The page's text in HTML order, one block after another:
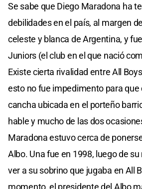
Se sabe que Diego Maradona ha
debilidades en el país, al margen
celeste y blanca de Argentina, y
Juniors (el club en el que nació
Existe cierta rivalidad entre All
esto no fue impedimento para que
cancha ubicada en el porteño
hable y mucho de las dos
Maradona estuvo cerca de
Albo. Una fue en 1998, luego de
ver a su sobrino que jugaba en All
momento, el presidente del Albo